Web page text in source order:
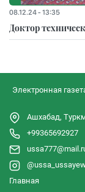
08.12.24 - 13:35
Доктор
Электронная
Ашхабад,
+99365692927
Главная